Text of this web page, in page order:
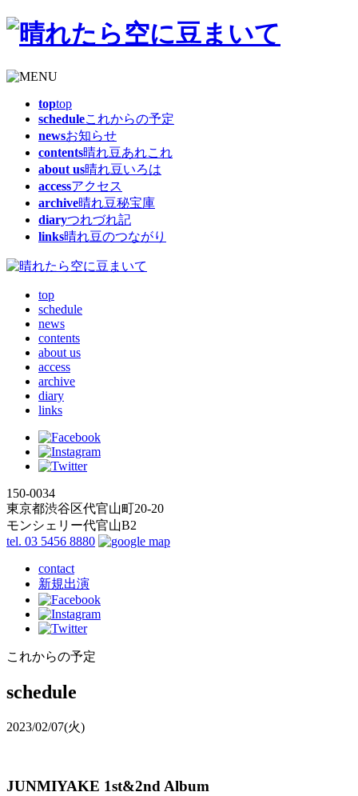
toptop
scheduleこれからの予定
newsお知らせ
contents晴れ豆あれこれ
about us晴れ豆いろは
accessアクセス
archive晴れ豆秘宝庫
diaryつれづれ記
links晴れ豆のつながり
top
schedule
news
contents
about us
access
archive
diary
links
150-0034
東京都渋谷区代官山町20-20
モンシェリー代官山B2
tel. 03 5456 8880
contact
新規出演
これからの予定
schedule
2023/02/07(火)
JUNMIYAKE 1st&2nd Album